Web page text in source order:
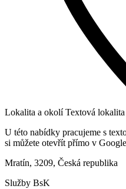
Lokalita a okolí Textová lokalita
U této nabídky pracujeme s
si můžete otevřít přímo v
Mratín, 3209, Česká republika
Služby BsK